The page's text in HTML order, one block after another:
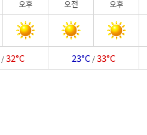
오후 오전 오후
/32°C 23°C /33°C